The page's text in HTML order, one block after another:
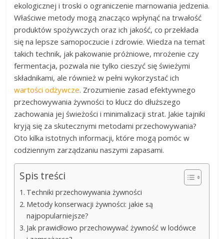
ekologicznej i troski o ograniczenie marnowania jedzenia.
Właściwe metody mogą znacząco wpłynąć na trwałość
produktów spożywczych oraz ich jakość, co przekłada
się na lepsze samopoczucie i zdrowie. Wiedza na temat
takich technik, jak pakowanie próżniowe, mrożenie czy
fermentacja, pozwala nie tylko cieszyć się świeżymi
składnikami, ale również w pełni wykorzystać ich
wartości odżywcze. Zrozumienie zasad efektywnego
przechowywania żywności to klucz do dłuższego
zachowania jej świeżości i minimalizacji strat. Jakie tajniki
kryją się za skutecznymi metodami przechowywania?
Oto kilka istotnych informacji, które mogą pomóc w
codziennym zarządzaniu naszymi zapasami.
Spis treści
Techniki przechowywania żywności
Metody konserwacji żywności: jakie są
najpopularniejsze?
Jak prawidłowo przechowywać żywność w lodówce